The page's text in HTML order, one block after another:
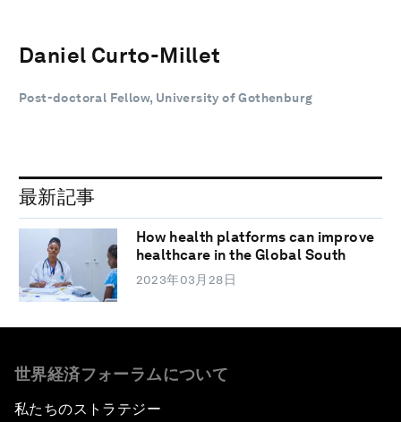
Daniel Curto-Millet
Post-doctoral Fellow, University of Gothenburg
最新記事
How health platforms can improve
healthcare in the Global South
2023年03月28日
世界経済フォーラムについて
私たちのストラテジー